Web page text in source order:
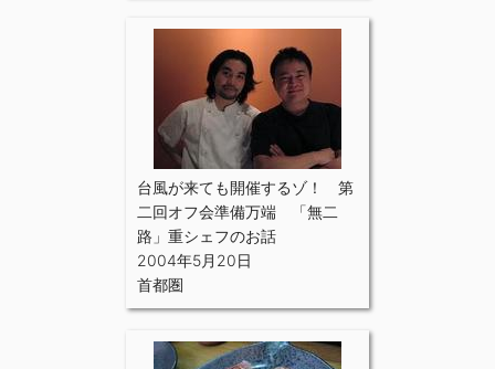
台風が来ても開催するゾ！ 第
二回オフ会準備万端 「無二
路」重シェフのお話
2004年5月20日
首都圏